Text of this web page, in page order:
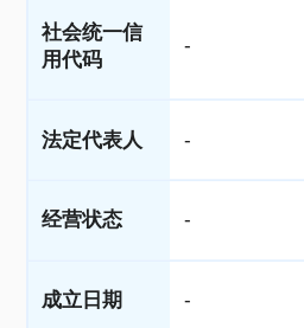
社会统一信
用代码
-
法定代表人 -
经营状态 -
成立日期 -